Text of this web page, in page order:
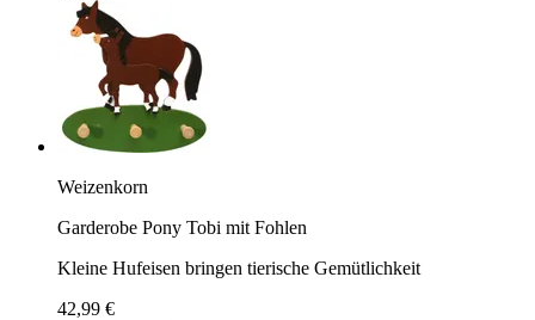
Weizenkorn
Garderobe Pony Tobi mit Fohlen
Kleine Hufeisen bringen tierische Gemütlichkeit
42,99 €